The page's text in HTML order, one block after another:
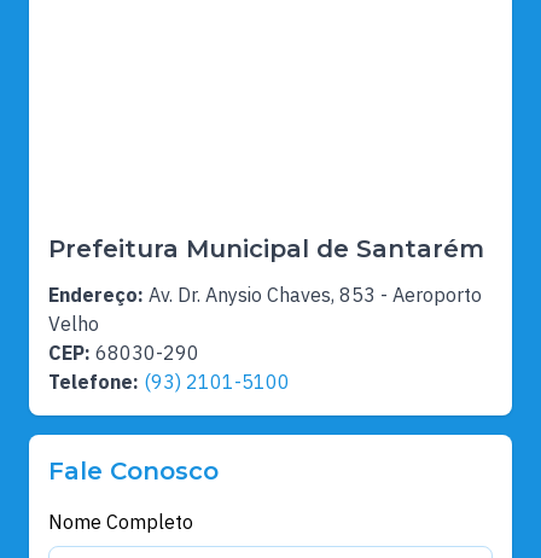
Prefeitura Municipal de Santarém
Endereço: Av. Dr. Anysio Chaves, 853 - Aeroporto
Velho
CEP: 68030-290
Telefone: (93) 2101-5100
Fale Conosco
Nome Completo